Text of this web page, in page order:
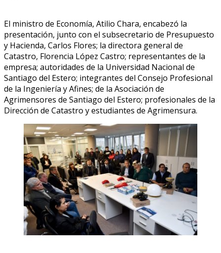
El ministro de Economía, Atilio Chara, encabezó la
presentación, junto con el subsecretario de Presupuesto
y Hacienda, Carlos Flores; la directora general de
Catastro, Florencia López Castro; representantes de la
empresa; autoridades de la Universidad Nacional de
Santiago del Estero; integrantes del Consejo Profesional
de la Ingeniería y Afines; de la Asociación de
Agrimensores de Santiago del Estero; profesionales de la
Dirección de Catastro y estudiantes de Agrimensura.